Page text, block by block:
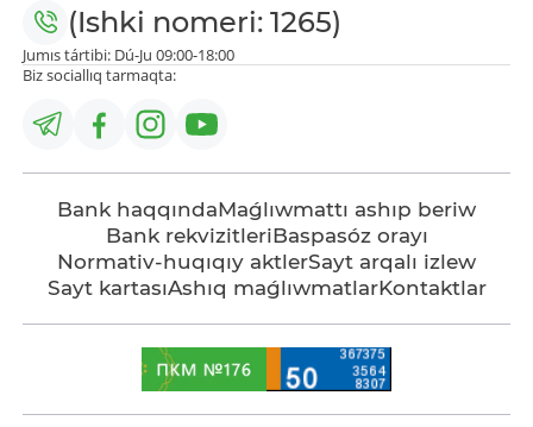
(Ishki nomeri: 1265)
Jumıs tártibi: Dú-Ju 09:00-18:00
Biz sociallıq tarmaqta:
Bank haqqındaMaǵlıwmattı ashıp beriw
Bank rekvizitleriBaspasóz orayı
Normativ-huqıqıy aktlerSayt arqalı izlew
Sayt kartasıAshıq maǵlıwmatlarKontaktlar